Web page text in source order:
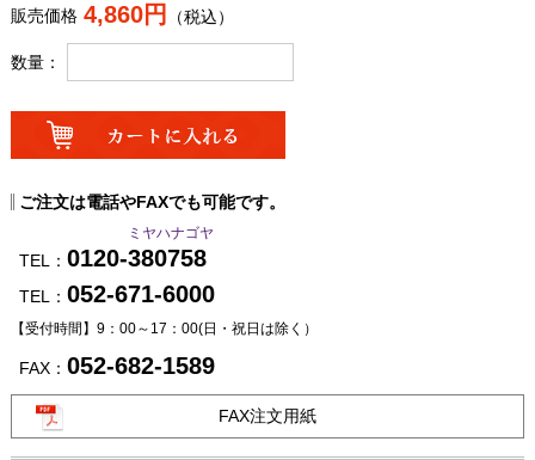
販売価格 4,860円 （税込）
数量：
ご注文は電話やFAXでも可能です。
ミヤハナゴヤ
TEL： 0120-380758
TEL： 052-671-6000
【受付時間】9：00～17：00(日・祝日は除く）
FAX： 052-682-1589
FAX注文用紙